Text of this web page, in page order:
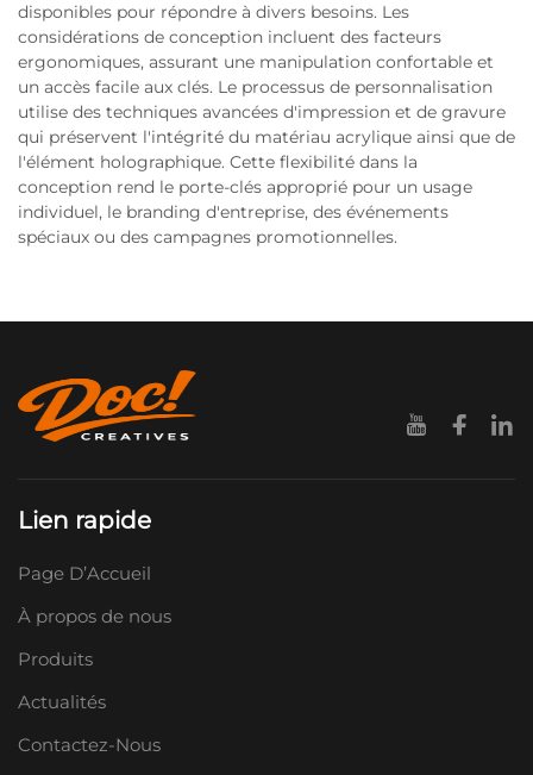
disponibles pour répondre à divers besoins. Les
considérations de conception incluent des facteurs
ergonomiques, assurant une manipulation confortable et
un accès facile aux clés. Le processus de personnalisation
utilise des techniques avancées d'impression et de gravure
qui préservent l'intégrité du matériau acrylique ainsi que de
l'élément holographique. Cette flexibilité dans la
conception rend le porte-clés approprié pour un usage
individuel, le branding d'entreprise, des événements
spéciaux ou des campagnes promotionnelles.
Lien rapide
Page D’Accueil
À propos de nous
Produits
Actualités
Contactez-Nous